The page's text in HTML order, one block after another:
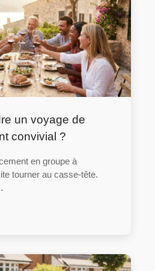
un voyage de
convivial ?
en groupe à
tourner au casse-tête.